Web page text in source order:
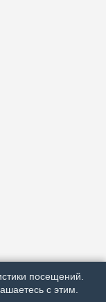
посещений.
с этим.